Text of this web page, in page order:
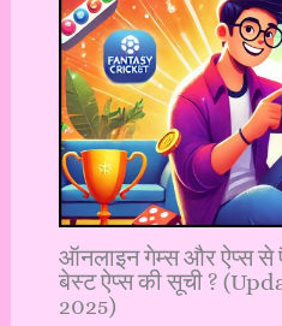
ऑनलाइन गेम्स और ऐप्स से
बेस्ट ऐप्स की सूची ?
2025)